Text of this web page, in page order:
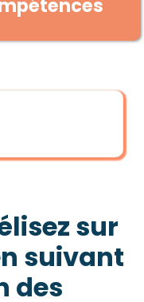
sur
suivant
des